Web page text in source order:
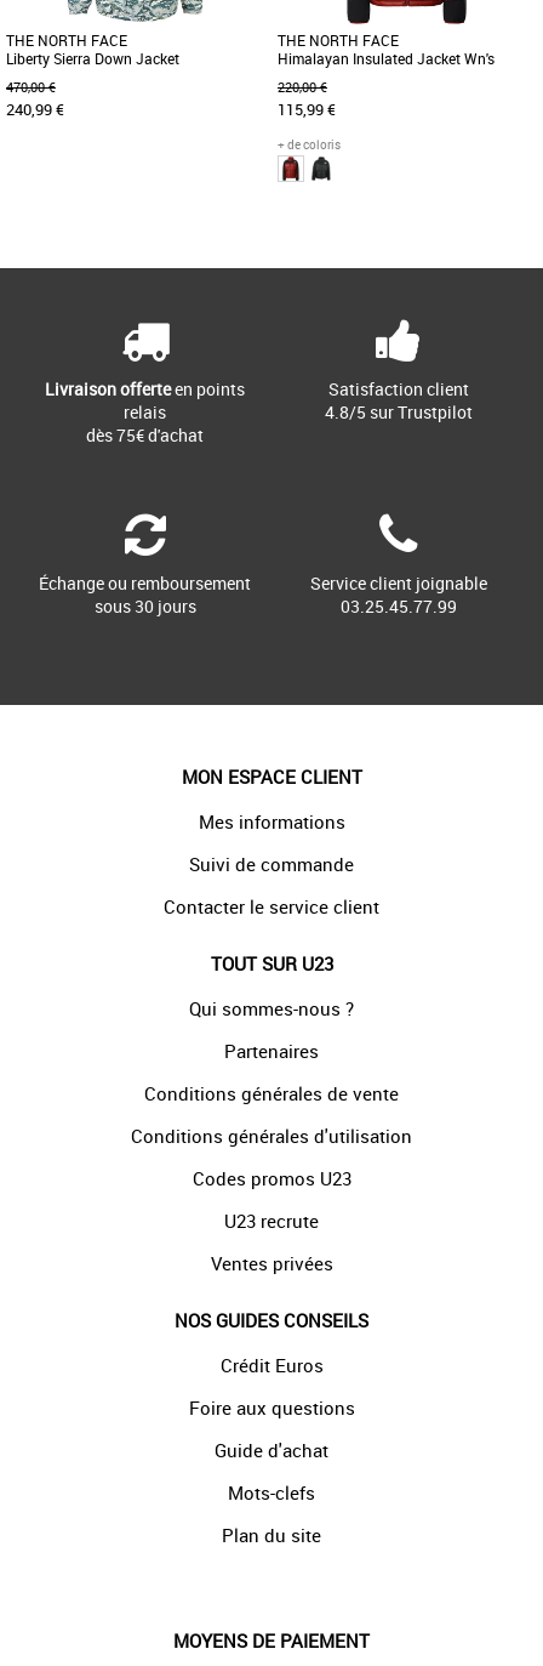
THE NORTH FACE
Liberty Sierra Down Jacket
470,00 €
240,99 €
THE NORTH FACE
Himalayan Insulated Jacket Wn's
220,00 €
115,99 €
+ de coloris
Livraison offerteen points
relais
dès 75€ d'achat
Satisfaction client
4.8/5 sur Trustpilot
Échange ou remboursement
sous 30 jours
Service client joignable
03.25.45.77.99
MON ESPACE CLIENT
Mes informations
Suivi de commande
Contacter le service client
TOUT SUR U23
Qui sommes-nous ?
Partenaires
Conditions générales de vente
Conditions générales d'utilisation
Codes promos U23
U23 recrute
Ventes privées
NOS GUIDES CONSEILS
Crédit Euros
Foire aux questions
Guide d'achat
Mots-clefs
Plan du site
MOYENS DE PAIEMENT